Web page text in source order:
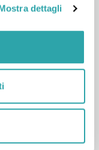
dettagli
ma grazie ad
anche nel
e STORIA
e posso dare
la scuola
e al passo
per quanto
di vantare una